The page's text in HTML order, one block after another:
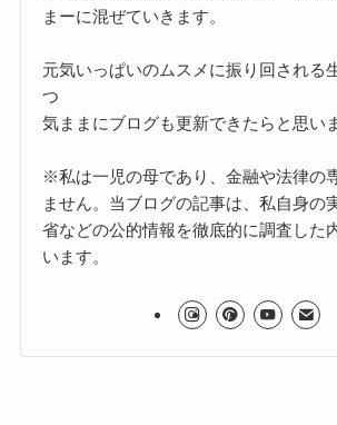
まーに混ぜていきます。
元気いっぱいのムスメに振り回される
つ
気ままにブログも更新できたらと思い
※私は一児の母であり、金融や法律の
ません。当ブログの記事は、私自身の
省などの公的情報を徹底的に調査した
います。